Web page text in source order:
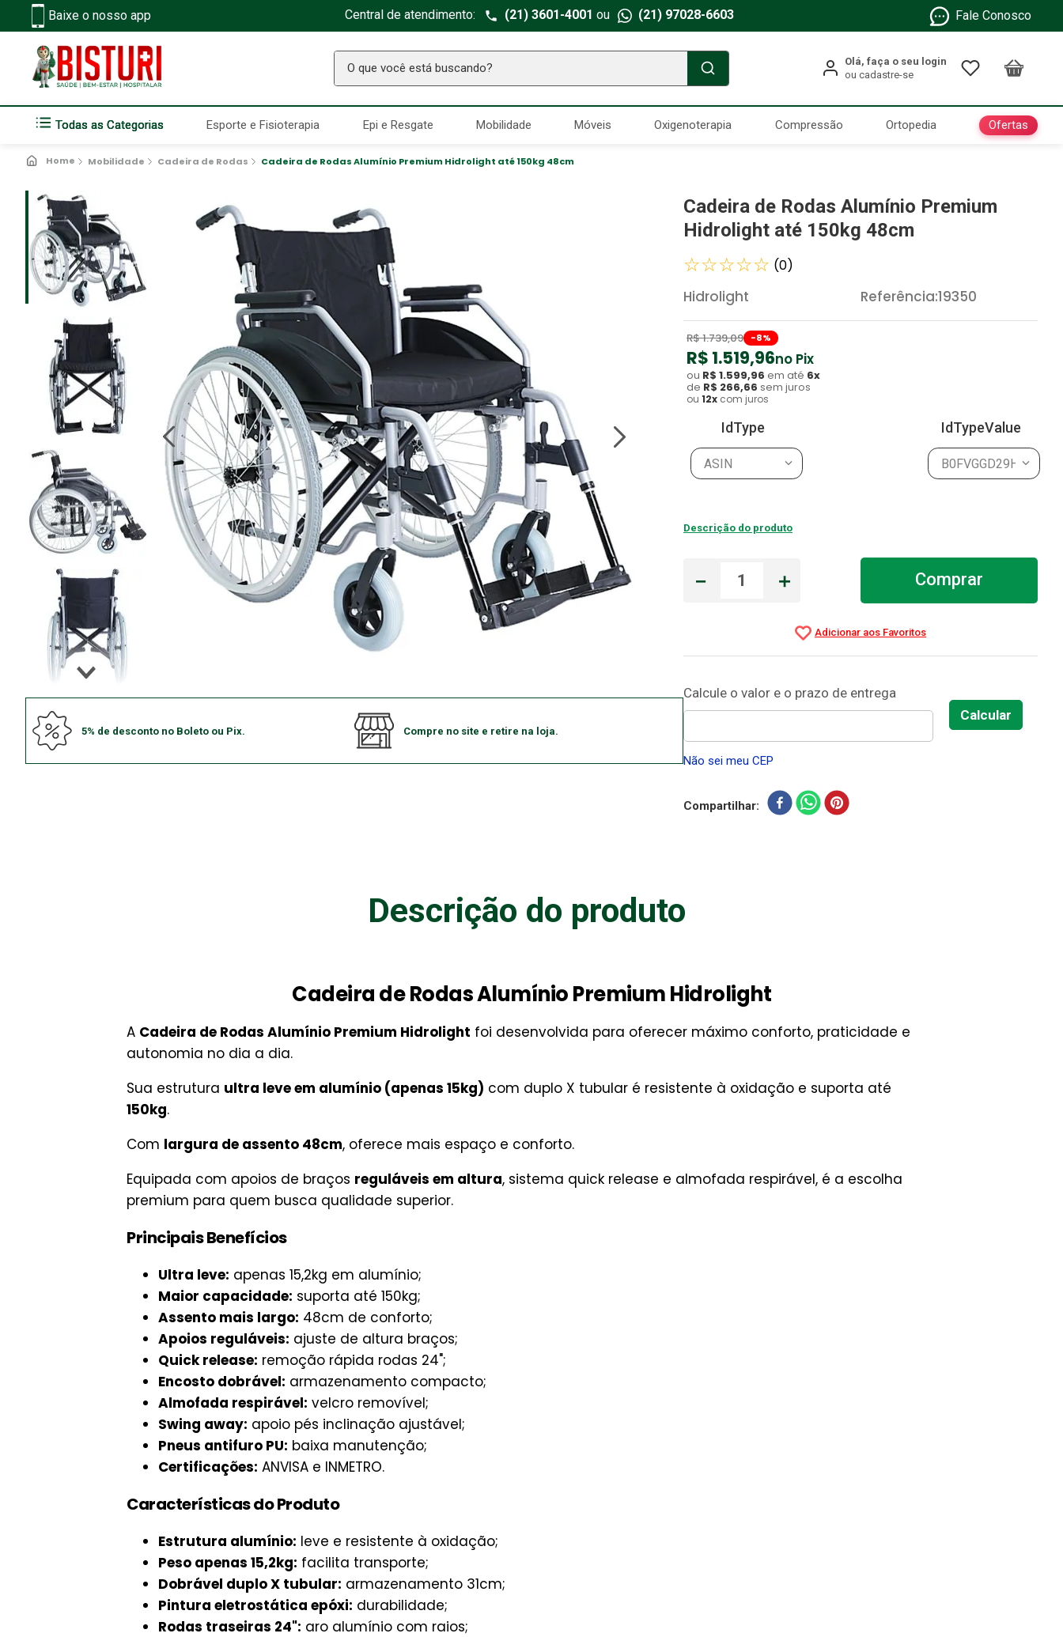
Baixe o nosso app Central de atendimento: (21) 3601-4001 ou (21) 97028-6603 Fale Conosco
O que você está buscando?
Todas as Categorias Esporte e Fisioterapia Epi e Resgate Mobilidade Móveis Oxigenoterapia Compressão Ortopedia Ofertas
Mobilidade Cadeira de Rodas Cadeira de Rodas Alumínio Premium Hidrolight até 150kg 48cm
5% de desconto no Boleto ou Pix. Compre no site e retire na loja.
Cadeira de Rodas Alumínio Premium
Hidrolight até 150kg 48cm
☆☆☆☆☆ (0)
Hidrolight Referência:19350
R$1.739,09 -8%
R$ 1.519,96no Pix
ou R$ 1.599,96 em até 6x
de R$ 266,66 sem juros
ou 12x com juros
IdType
ASIN
IdTypeValue
B0FVGGD29H
Descrição do produto
＋
－ Comprar
Não sei meu CEP
Compartilhar
Descrição do produto
Cadeira de Rodas Alumínio Premium Hidrolight
A Cadeira de Rodas Alumínio Premium Hidrolight foi desenvolvida para oferecer máximo conforto, praticidade e
autonomia no dia a dia.
Sua estrutura ultra leve em alumínio (apenas 15kg) com duplo X tubular é resistente à oxidação e suporta até
150kg.
Com largura de assento 48cm, oferece mais espaço e conforto.
Equipada com apoios de braços reguláveis em altura, sistema quick release e almofada respirável, é a escolha
premium para quem busca qualidade superior.
Principais Benefícios
Ultra leve: apenas 15,2kg em alumínio;
Maior capacidade: suporta até 150kg;
Assento mais largo: 48cm de conforto;
Apoios reguláveis: ajuste de altura braços;
Quick release: remoção rápida rodas 24";
Encosto dobrável: armazenamento compacto;
Almofada respirável: velcro removível;
Swing away: apoio pés inclinação ajustável;
Pneus antifuro PU: baixa manutenção;
Certificações: ANVISA e INMETRO.
Características do Produto
Estrutura alumínio: leve e resistente à oxidação;
Peso apenas 15,2kg: facilita transporte;
Dobrável duplo X tubular: armazenamento 31cm;
Pintura eletrostática epóxi: durabilidade;
Rodas traseiras 24": aro alumínio com raios;
TERMOS MAIS BUSCADOS
Seringa Insulina
2º Fralda Geriatrica
4º Estetoscopio Littmann
Aparelho Pressão
Absorvente Geriatrico
Gaze Esteril
Littmann
9º Cadeira Banho
10º Gaze